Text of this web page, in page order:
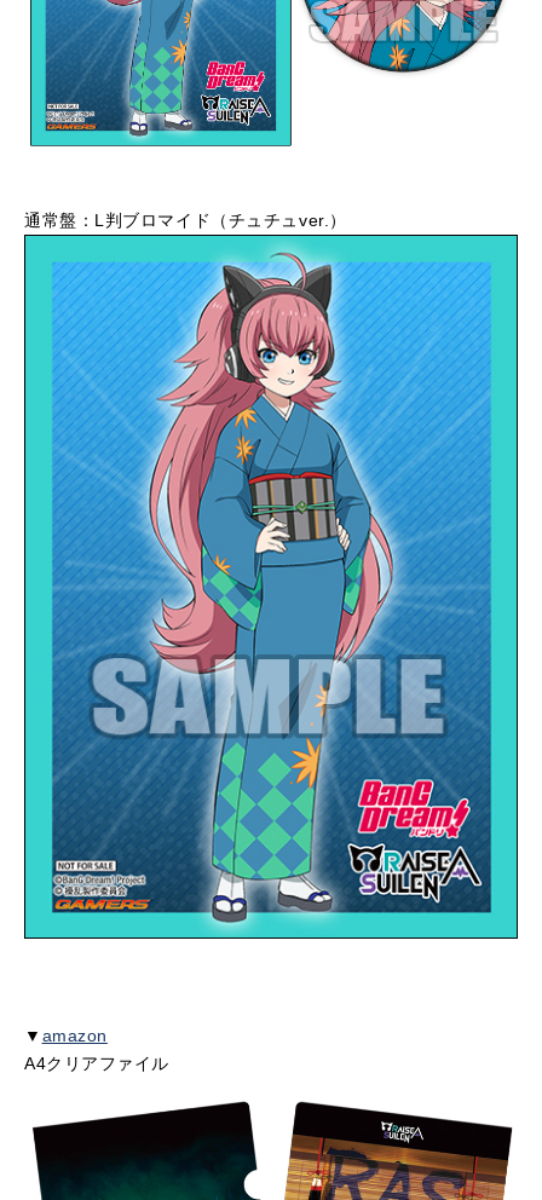
通常盤：L判ブロマイド（チュチュver.）
▼ amazon
A4クリアファイル